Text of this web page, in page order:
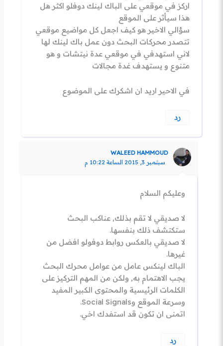
اركز في موقعي على الباك لينك دوفلو اكثر هل
هذا سيأثر على الموقع
سؤالي الاخير هو كيف اجعل كل مواضيع موقعي
تتصدر محركات البحث دون عمل باك لينك لها
لاني استهدفي في موقعي عدة نيتشات و هو
متنوع و يستهدف غدة مجالات
في الاحير اريد ان اشكرك على الموضوع
رد
WALEED HAMMOUD
سبتمبر 3, 2015 الساعة 10:22 م
وعليكم السلام
لا صديقي لا تقم بذلك, عناكب البحث
ستكتشف ذلك بنفسها.
لا صديقي بالعكس روابط دوفولو افضل من
غيرها.
الباك لينكس عامل من عوامل محرك البحث
يجب الاهتمام به, ولكن من المهم التركيز على
الكلمات الرئيسية والمحتوى الكبير المفيد
وسرعة الموقع وSocial Signals.
اتمنى ان تكون قد استفدك اخي.
رد